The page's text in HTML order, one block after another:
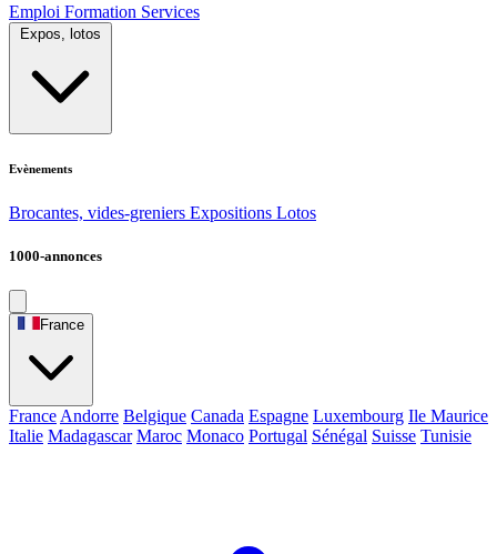
Emploi Formation Services
Expos, lotos
Evènements
Brocantes, vides-greniers Expositions Lotos
1000-annonces
France
France Andorre Belgique Canada Espagne Luxembourg Ile Maurice
Italie Madagascar Maroc Monaco Portugal Sénégal Suisse Tunisie